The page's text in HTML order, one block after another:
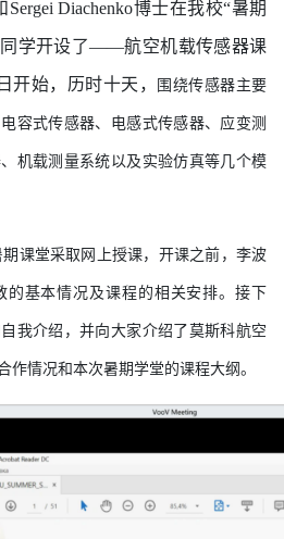
Sergei Diachenko博士在我校“暑期
同学开设了——航空机载传感器课
开始，历时十天， 围绕传感器主要
容式传感器、电感式传感器、应变测
机载测量系统以及实验仿真等几个模
课堂采取网上授课，开课之前，李波
的基本情况及课程的相关安排。接下
我介绍，并向大家介绍了莫斯科航空
作情况和本次暑期学堂的课程大纲。